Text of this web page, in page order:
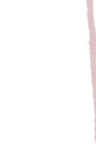
PHOTO
12 mars
album.